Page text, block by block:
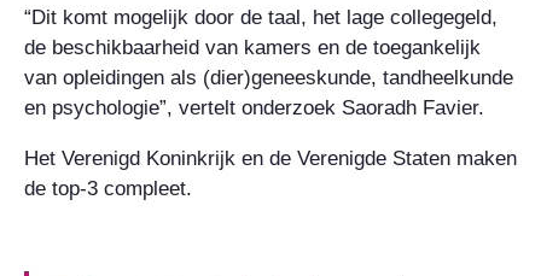
“Dit komt mogelijk door de taal, het lage collegegeld,
de beschikbaarheid van kamers en de toegankelijk
van opleidingen als (dier)geneeskunde, tandheelkunde
en psychologie”, vertelt onderzoek Saoradh Favier.
Het Verenigd Koninkrijk en de Verenigde Staten maken
de top-3 compleet.